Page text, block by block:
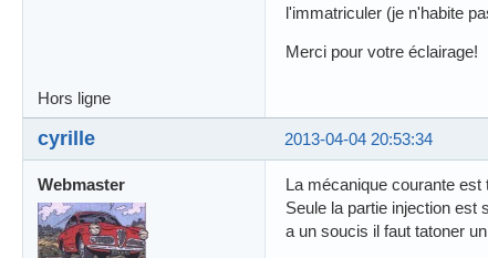
l'immatriculer (je n'habite
Merci pour votre éclairage!
Hors ligne
2013-04-04 20:53:34
cyrille
Webmaster
La mécanique courante
Seule la partie injection est
a un soucis il faut tatoner